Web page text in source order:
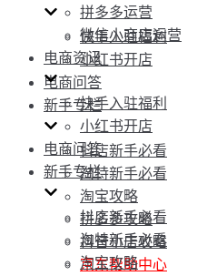
快手入驻福利
小红书开店
电商问答
新手专栏
抖店新手必看
淘特新手必看
淘宝攻略
拼多多攻略
抖音小店攻略
京东帮助中心
拼多多运营
微信小商店运营
电商资讯
快手入驻福利
小红书开店
电商问答
新手专栏
抖店新手必看
淘特新手必看
淘宝攻略